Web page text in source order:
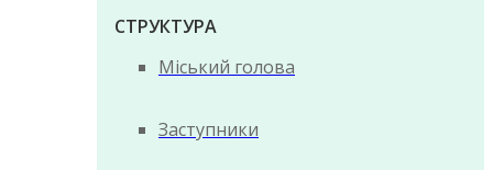
СТРУКТУРА
Міський голова
Заступники